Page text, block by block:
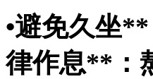
•避免久坐**
律作息**：